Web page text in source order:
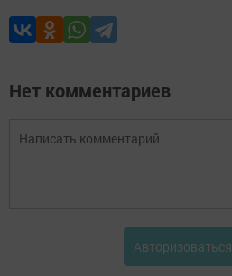
Нет комментариев
Авторизоваться